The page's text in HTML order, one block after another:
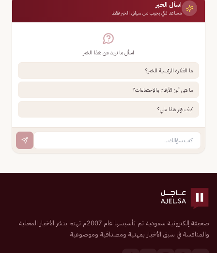
اسأل الخبر
مساعد ذكي يجيب من سياق الخبر فقط
اسأل ما تريد عن هذا الخبر
ما الفكرة الرئيسية للخبر؟
ما هي أبرز الأرقام والإحصاءات؟
كيف يؤثر هذا علي؟
صحيفة إلكترونية سعودية تم تأسيسها عام 2007م تهتم بنشر الأخبار المحلية
والمنافسة في سبق الأخبار بمهنية ومصداقية وموضوعية